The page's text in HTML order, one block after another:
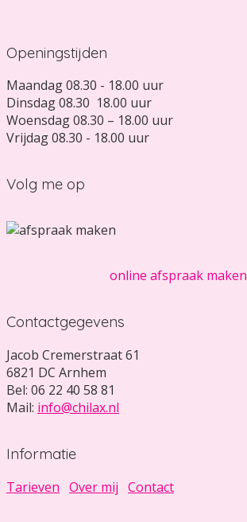
Openingstijden
Maandag 08.30 - 18.00 uur
Dinsdag 08.30 18.00 uur
Woensdag 08.30 – 18.00 uur
Vrijdag 08.30 - 18.00 uur
Volg me op
online afspraak maken
Contactgegevens
Jacob Cremerstraat 61
6821 DC Arnhem
Bel: 06 22 40 58 81
Mail: info@chilax.nl
Informatie
Tarieven Over mij Contact